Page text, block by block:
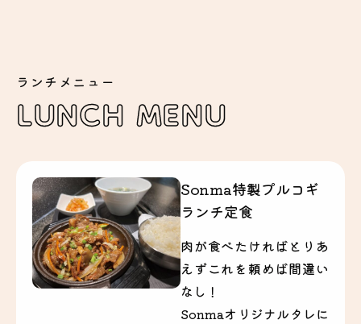
ランチメニュー
LUNCH MENU
Sonma特製プルコギ
ランチ定食
肉が食べたければとりあ
えずこれを頼めば間違い
なし！
Sonmaオリジナルタレに